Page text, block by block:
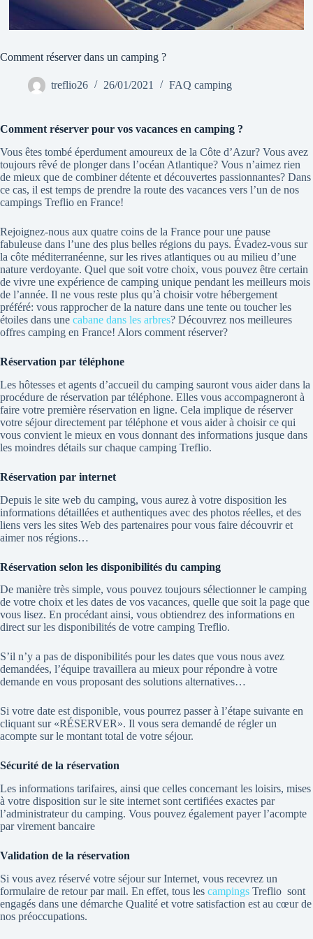
Comment réserver dans un camping ?
treflio26 26/01/2021 FAQ camping
Comment réserver pour vos vacances en camping ?
Vous êtes tombé éperdument amoureux de la Côte d’Azur? Vous avez
toujours rêvé de plonger dans l’océan Atlantique? Vous n’aimez rien
de mieux que de combiner détente et découvertes passionnantes? Dans
ce cas, il est temps de prendre la route des vacances vers l’un de nos
campings Treflio en France!
Rejoignez-nous aux quatre coins de la France pour une pause
fabuleuse dans l’une des plus belles régions du pays. Évadez-vous sur
la côte méditerranéenne, sur les rives atlantiques ou au milieu d’une
nature verdoyante. Quel que soit votre choix, vous pouvez être certain
de vivre une expérience de camping unique pendant les meilleurs mois
de l’année. Il ne vous reste plus qu’à choisir votre hébergement
préféré: vous rapprocher de la nature dans une tente ou toucher les
étoiles dans une cabane dans les arbres? Découvrez nos meilleures
offres camping en France! Alors comment réserver?
Réservation par téléphone
Les hôtesses et agents d’accueil du camping sauront vous aider dans la
procédure de réservation par téléphone. Elles vous accompagneront à
faire votre première réservation en ligne. Cela implique de réserver
votre séjour directement par téléphone et vous aider à choisir ce qui
vous convient le mieux en vous donnant des informations jusque dans
les moindres détails sur chaque camping Treflio.
Réservation par internet
Depuis le site web du camping, vous aurez à votre disposition les
informations détaillées et authentiques avec des photos réelles, et des
liens vers les sites Web des partenaires pour vous faire découvrir et
aimer nos régions…
Réservation selon les disponibilités du camping
De manière très simple, vous pouvez toujours sélectionner le camping
de votre choix et les dates de vos vacances, quelle que soit la page que
vous lisez. En procédant ainsi, vous obtiendrez des informations en
direct sur les disponibilités de votre camping Treflio.
S’il n’y a pas de disponibilités pour les dates que vous nous avez
demandées, l’équipe travaillera au mieux pour répondre à votre
demande en vous proposant des solutions alternatives…
Si votre date est disponible, vous pourrez passer à l’étape suivante en
cliquant sur «RÉSERVER». Il vous sera demandé de régler un
acompte sur le montant total de votre séjour.
Sécurité de la réservation
Les informations tarifaires, ainsi que celles concernant les loisirs, mises
à votre disposition sur le site internet sont certifiées exactes par
l’administrateur du camping. Vous pouvez également payer l’acompte
par virement bancaire
Validation de la réservation
Si vous avez réservé votre séjour sur Internet, vous recevrez un
formulaire de retour par mail. En effet, tous les campings Treflio sont
engagés dans une démarche Qualité et votre satisfaction est au cœur de
nos préoccupations.